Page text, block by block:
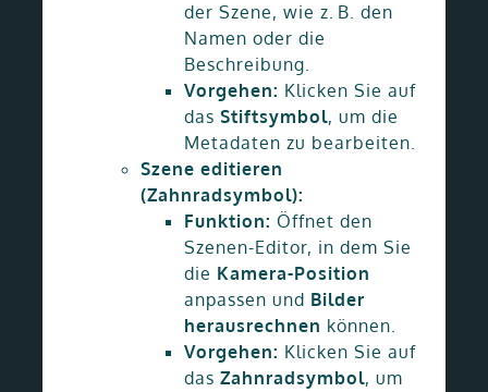
der Szene, wie z. B. den
Namen oder die
Beschreibung.
Vorgehen: Klicken Sie auf
das Stiftsymbol, um die
Metadaten zu bearbeiten.
Szene editieren
(Zahnradsymbol):
Funktion: Öffnet den
Szenen-Editor, in dem Sie
die Kamera-Position
anpassen und Bilder
herausrechnen können.
Vorgehen: Klicken Sie auf
das Zahnradsymbol, um